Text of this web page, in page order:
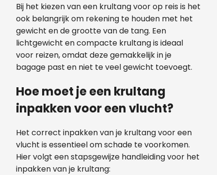
Bij het kiezen van een krultang voor op reis is het
ook belangrijk om rekening te houden met het
gewicht en de grootte van de tang. Een
lichtgewicht en compacte krultang is ideaal
voor reizen, omdat deze gemakkelijk in je
bagage past en niet te veel gewicht toevoegt.
Hoe moet je een krultang
inpakken voor een vlucht?
Het correct inpakken van je krultang voor een
vlucht is essentieel om schade te voorkomen.
Hier volgt een stapsgewijze handleiding voor het
inpakken van je krultang: